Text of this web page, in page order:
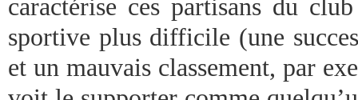
caractérise ces partisans du
sportive plus difficile (une
et un mauvais classement, par